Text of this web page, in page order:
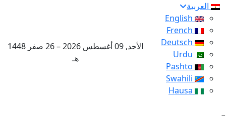
العربية
الأحد, 09 أغسطس 2026 – 26 صفر 1448
هـ